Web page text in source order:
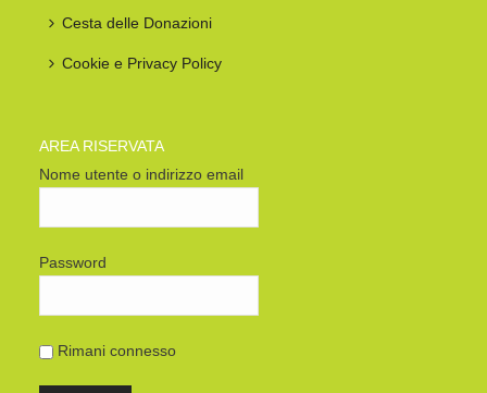
Cesta delle Donazioni
Cookie e Privacy Policy
AREA RISERVATA
Nome utente o indirizzo email
Password
Rimani connesso